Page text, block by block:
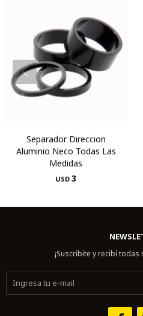
Separador Direccion
Aluminio Neco Todas Las
Medidas
USD 3
¡Suscribite y recibí